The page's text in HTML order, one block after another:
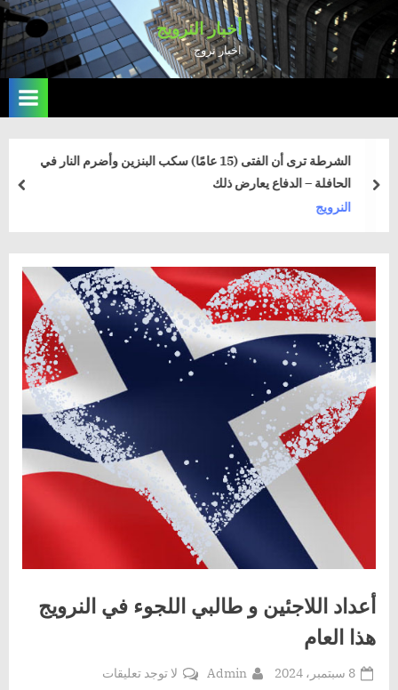
to
content
أخبار النرويج
اخبار نروج
الشرطة ترى أن الفتى (15 عامًا) سكب البنزين وأضرم النار في
الحافلة – الدفاع يعارض ذلك
النرويج
next
أعداد اللاجئين و طالبي اللجوء في النرويج
هذا العام
Posted
8 سبتمبر، 2024 By
Admin لا توجد تعليقاتعلى